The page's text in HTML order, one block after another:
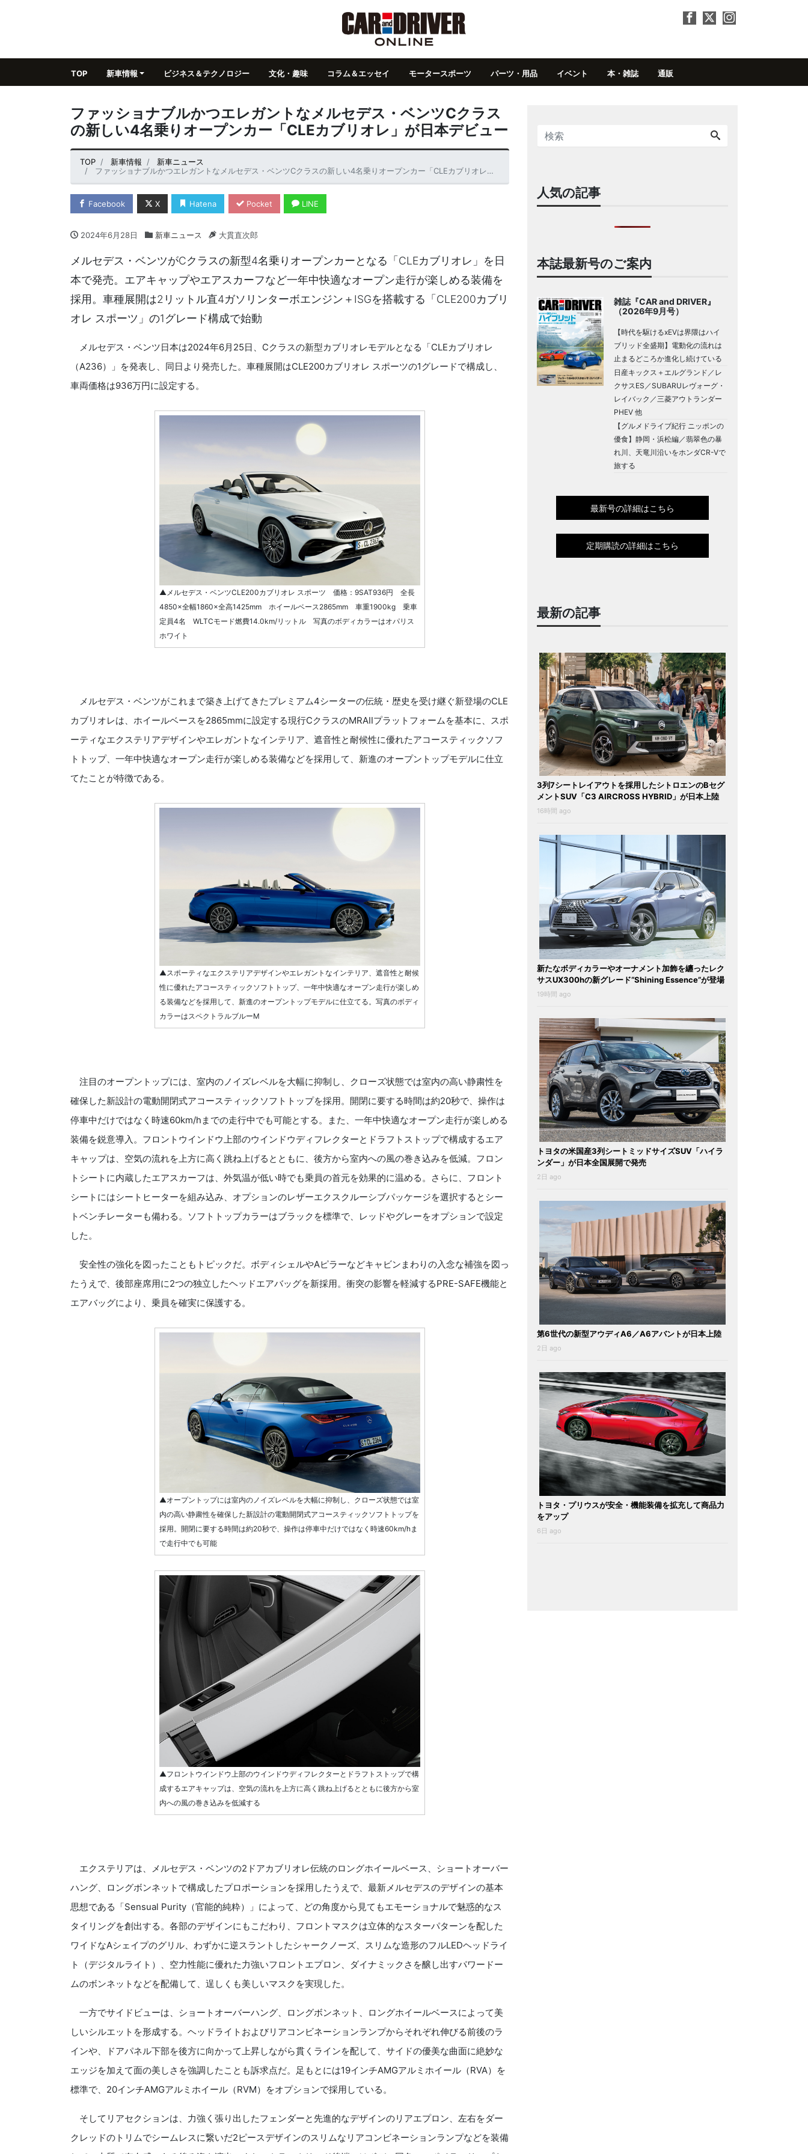
TOP 新車情報 ビジネス＆テクノロジー 文化・趣味 コラム＆エッセイ モータースポーツ パーツ・用品 イベント 本・雑誌 通販
ファッショナブルかつエレガントなメルセデス・ベンツCクラス
の新しい4名乗りオープンカー「CLEカブリオレ」が日本デビュー
TOP 新車情報
新車ニュース
ファッショナブルかつエレガントなメルセデス・ベンツCクラスの新しい4名乗りオープンカー「CLEカブリオレ」が日本デビュー
Facebook X Hatena Pocket LINE
2024年6月28日 新車ニュース 大貫直次郎
メルセデス・ベンツがCクラスの新型4名乗りオープンカーとなる「CLEカブリオレ」を日
本で発売。エアキャップやエアスカーフなど一年中快適なオープン走行が楽しめる装備を
採用。車種展開は2リットル直4ガソリンターボエンジン＋ISGを搭載する「CLE200カブリ
オレ スポーツ」の1グレード構成で始動
メルセデス・ベンツ日本は2024年6月25日、Cクラスの新型カブリオレモデルとなる「CLEカブリオレ
（A236）」を発表し、同日より発売した。車種展開はCLE200カブリオレ スポーツの1グレードで構成し、
車両価格は936万円に設定する。
▲メルセデス・ベンツCLE200カブリオレ スポーツ 価格：9SAT936円 全長
4850×全幅1860×全高1425mm ホイールベース2865mm 車重1900kg 乗車
定員4名 WLTCモード燃費14.0km/リットル 写真のボディカラーはオパリス
ホワイト
メルセデス・ベンツがこれまで築き上げてきたプレミアム4シーターの伝統・歴史を受け継ぐ新登場のCLE
カブリオレは、ホイールベースを2865mmに設定する現行CクラスのMRAⅡプラットフォームを基本に、スポ
ーティなエクステリアデザインやエレガントなインテリア、遮音性と耐候性に優れたアコースティックソフ
トトップ、一年中快適なオープン走行が楽しめる装備などを採用して、新進のオープントップモデルに仕立
てたことが特徴である。
▲スポーティなエクステリアデザインやエレガントなインテリア、遮音性と耐候
性に優れたアコースティックソフトトップ、一年中快適なオープン走行が楽しめ
る装備などを採用して、新進のオープントップモデルに仕立てる。写真のボディ
カラーはスペクトラルブルーM
注目のオープントップには、室内のノイズレベルを大幅に抑制し、クローズ状態では室内の高い静粛性を
確保した新設計の電動開閉式アコースティックソフトトップを採用。開閉に要する時間は約20秒で、操作は
停車中だけではなく時速60km/hまでの走行中でも可能とする。また、一年中快適なオープン走行が楽しめる
装備を鋭意導入。フロントウインドウ上部のウインドウディフレクターとドラフトストップで構成するエア
キャップは、空気の流れを上方に高く跳ね上げるとともに、後方から室内への風の巻き込みを低減。フロン
トシートに内蔵したエアスカーフは、外気温が低い時でも乗員の首元を効果的に温める。さらに、フロント
シートにはシートヒーターを組み込み、オプションのレザーエクスクルーシブパッケージを選択するとシー
トベンチレーターも備わる。ソフトトップカラーはブラックを標準で、レッドやグレーをオプションで設定
した。
安全性の強化を図ったこともトピックだ。ボディシェルやAピラーなどキャビンまわりの入念な補強を図っ
たうえで、後部座席用に2つの独立したヘッドエアバッグを新採用。衝突の影響を軽減するPRE-SAFE機能と
エアバッグにより、乗員を確実に保護する。
▲オープントップには室内のノイズレベルを大幅に抑制し、クローズ状態では室
内の高い静粛性を確保した新設計の電動開閉式アコースティックソフトトップを
採用。開閉に要する時間は約20秒で、操作は停車中だけではなく時速60km/hま
で走行中でも可能
▲フロントウインドウ上部のウインドウディフレクターとドラフトストップで構
成するエアキャップは、空気の流れを上方に高く跳ね上げるとともに後方から室
内への風の巻き込みを低減する
エクステリアは、メルセデス・ベンツの2ドアカブリオレ伝統のロングホイールベース、ショートオーバー
ハング、ロングボンネットで構成したプロポーションを採用したうえで、最新メルセデスのデザインの基本
思想である「Sensual Purity（官能的純粋）」によって、どの角度から見てもエモーショナルで魅惑的なス
タイリングを創出する。各部のデザインにもこだわり、フロントマスクは立体的なスターパターンを配した
ワイドなAシェイプのグリル、わずかに逆スラントしたシャークノーズ、スリムな造形のフルLEDヘッドライ
ト（デジタルライト）、空力性能に優れた力強いフロントエプロン、ダイナミックさを醸し出すパワードー
ムのボンネットなどを配備して、逞しくも美しいマスクを実現した。
一方でサイドビューは、ショートオーバーハング、ロングボンネット、ロングホイールベースによって美
しいシルエットを形成する。ヘッドライトおよびリアコンビネーションランプからそれぞれ伸びる前後のラ
インや、ドアパネル下部を後方に向かって上昇しながら貫くラインを配して、サイドの優美な曲面に絶妙な
エッジを加えて面の美しさを強調したことも訴求点だ。足もとには19インチAMGアルミホイール（RVA）を
標準で、20インチAMGアルミホイール（RVM）をオプションで採用している。
そしてリアセクションは、力強く張り出したフェンダーと先進的なデザインのリアエプロン、左右をダー
クレッドのトリムでシームレスに繋いだ2ピースデザインのスリムなリアコンビネーションランプなどを装備
人気の記事
本誌最新号のご案内
雑誌『CAR and DRIVER』
（2026年9月号）
【時代を駆けるxEVは界隈はハイ
ブリッド全盛期】電動化の流れは
止まるどころか進化し続けている
日産キックス＋エルグランド／レ
クサスES／SUBARUレヴォーグ・
レイバック／三菱アウトランダー
PHEV 他
【グルメドライブ紀行 ニッポンの
優食】静岡・浜松編／翡翠色の暴
れ川、天竜川沿いをホンダCR-Vで
旅する
最新号の詳細はこちら
定期購読の詳細はこちら
最新の記事
3列7シートレイアウトを採用したシトロエンのBセグ
メントSUV「C3 AIRCROSS HYBRID」が日本上陸
16時間 ago
新たなボディカラーやオーナメント加飾を纏ったレク
サスUX300hの新グレード“Shining Essence”が登場
19時間 ago
トヨタの米国産3列シートミッドサイズSUV「ハイラ
ンダー」が日本全国展開で発売
2日 ago
第6世代の新型アウディA6／A6アバントが日本上陸
2日 ago
トヨタ・プリウスが安全・機能装備を拡充して商品力
をアップ
6日 ago